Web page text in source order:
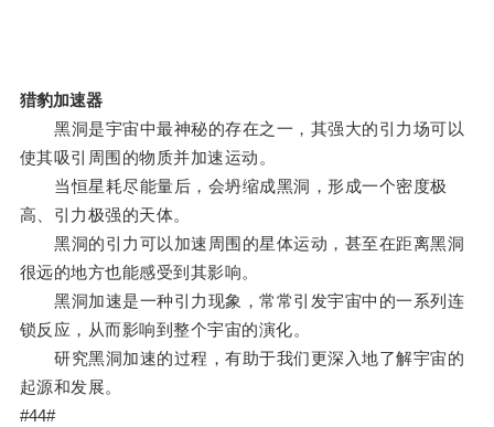
猎豹加速器
黑洞是宇宙中最神秘的存在之一，其强大的引力场可以
使其吸引周围的物质并加速运动。
当恒星耗尽能量后，会坍缩成黑洞，形成一个密度极
高、引力极强的天体。
黑洞的引力可以加速周围的星体运动，甚至在距离黑洞
很远的地方也能感受到其影响。
黑洞加速是一种引力现象，常常引发宇宙中的一系列连
锁反应，从而影响到整个宇宙的演化。
研究黑洞加速的过程，有助于我们更深入地了解宇宙的
起源和发展。
#44#